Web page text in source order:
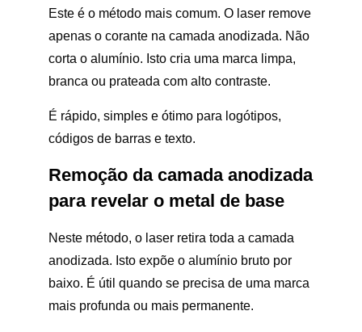
Este é o método mais comum. O laser remove
apenas o corante na camada anodizada. Não
corta o alumínio. Isto cria uma marca limpa,
branca ou prateada com alto contraste.
É rápido, simples e ótimo para logótipos,
códigos de barras e texto.
Remoção da camada anodizada
para revelar o metal de base
Neste método, o laser retira toda a camada
anodizada. Isto expõe o alumínio bruto por
baixo. É útil quando se precisa de uma marca
mais profunda ou mais permanente.